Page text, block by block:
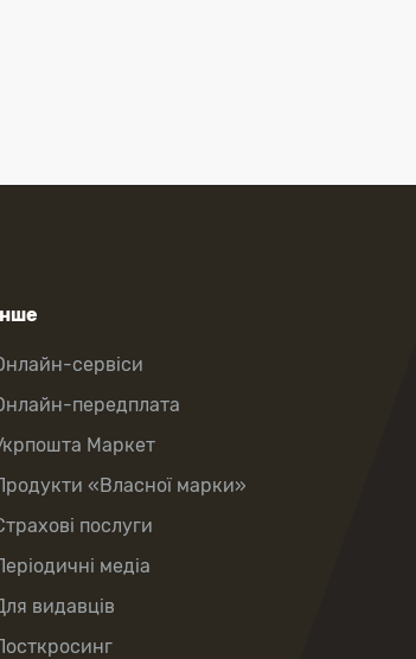
сервіси
передплата
Маркет
«Власної марки»
послуги
медіа
видавців